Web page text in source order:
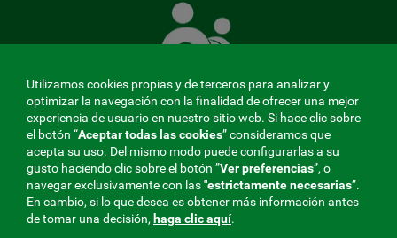
Mutua
que
ti
MENÚ
REDES
SOCIALES
Utilizamos cookies propias y de terceros para analizar y
optimizar la navegación con la finalidad de ofrecer una mejor
experiencia de usuario en nuestro sitio web. Si hace clic sobre
el botón “Aceptar todas las cookies” consideramos que
acepta su uso. Del mismo modo puede configurarlas a su
gusto haciendo clic sobre el botón ”Ver preferencias”, o
navegar exclusivamente con las"estrictamentenecesarias”.
En cambio, si lo que desea es obtener más información antes
de tomar una decisión, haga clic aquí.